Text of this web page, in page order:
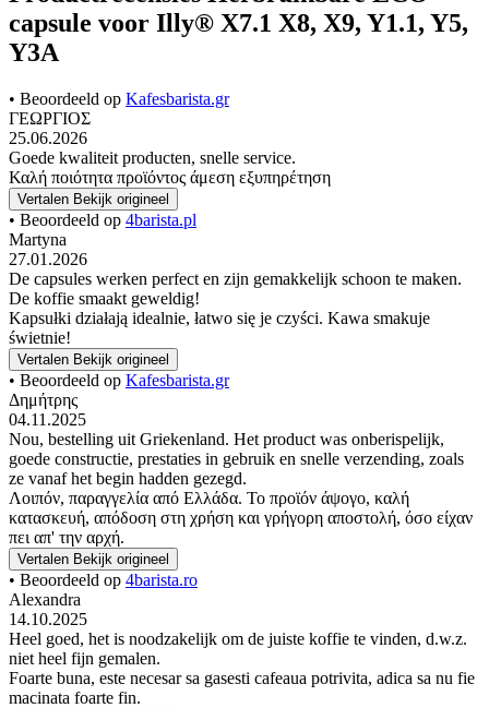
capsule voor Illy® X7.1 X8, X9, Y1.1, Y5,
Y3A
• Beoordeeld op Kafesbarista.gr
ΓΕΩΡΓΙΟΣ
25.06.2026
Goede kwaliteit producten, snelle service.
Καλή ποιότητα προϊόντος άμεση εξυπηρέτηση
Vertalen Bekijk origineel
• Beoordeeld op 4barista.pl
Martyna
27.01.2026
De capsules werken perfect en zijn gemakkelijk schoon te maken.
De koffie smaakt geweldig!
Kapsułki działają idealnie, łatwo się je czyści. Kawa smakuje
świetnie!
Vertalen Bekijk origineel
• Beoordeeld op Kafesbarista.gr
Δημήτρης
04.11.2025
Nou, bestelling uit Griekenland. Het product was onberispelijk,
goede constructie, prestaties in gebruik en snelle verzending, zoals
ze vanaf het begin hadden gezegd.
Λοιπόν, παραγγελία από Ελλάδα. Το προϊόν άψογο, καλή
κατασκευή, απόδοση στη χρήση και γρήγορη αποστολή, όσο είχαν
πει απ' την αρχή.
Vertalen Bekijk origineel
• Beoordeeld op 4barista.ro
Alexandra
14.10.2025
Heel goed, het is noodzakelijk om de juiste koffie te vinden, d.w.z.
niet heel fijn gemalen.
Foarte buna, este necesar sa gasesti cafeaua potrivita, adica sa nu fie
macinata foarte fin.